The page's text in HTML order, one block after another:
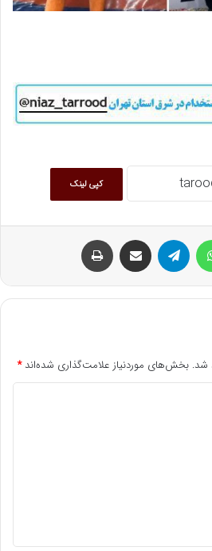
کپی لینک
شد. بخش‌های موردنیاز علامت‌گذاری شده‌اند*